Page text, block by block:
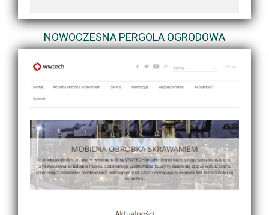
NOWOCZESNA PERGOLA OGRODOWA